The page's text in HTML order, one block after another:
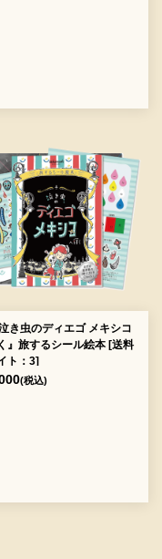
き虫のディエゴ メキシコ
』旅するシール絵本 [送料
ト：3]
(税込)